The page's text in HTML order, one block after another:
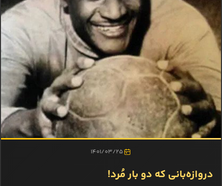
1401/03/25
دروازه‌بانی که دو بار مُرد!